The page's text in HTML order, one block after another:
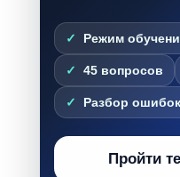
Режим
45 вопросов
Разбор ошибок
Пройти